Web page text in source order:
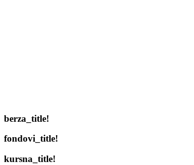
berza_title!
fondovi_title!
kursna_title!